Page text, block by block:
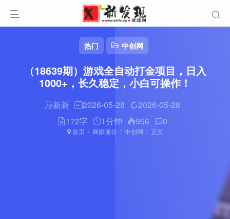
热门 中创网
（18639期）游戏全自动打金项目，日入
1000+，长久稳定，小白可操作！
新新 2026-05-28
2026-05-28
172字
1分钟 956 0
首页 网赚项目 中创网 正文